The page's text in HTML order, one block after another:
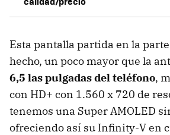
Esta pantalla partida en la
hecho, un poco mayor que la
6,5 las pulgadas del teléfono,
con HD+ con 1.560 x 720 de
tenemos una Super AMOLED
ofreciendo así su Infinity-V en